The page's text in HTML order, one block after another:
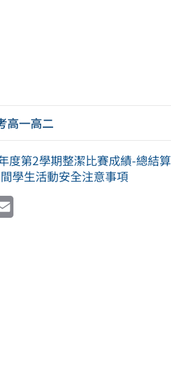
高一高二
度第2學期整潔比賽成績-總結算
學生活動安全注意事項